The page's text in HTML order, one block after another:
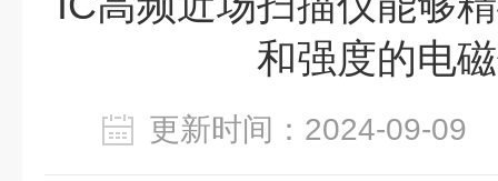
和强度的电
更新时间：2024-09-